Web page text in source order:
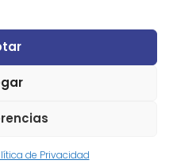
de Privacidad
las aportaciones.